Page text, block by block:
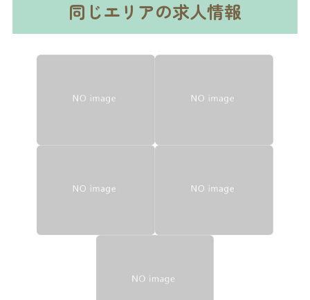
同じエリアの求人情報